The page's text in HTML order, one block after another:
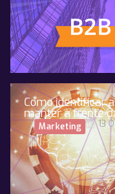
Como identificar
manter à frente
Marketing 13